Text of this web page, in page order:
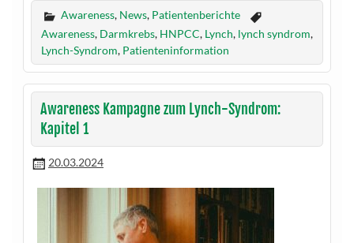
Awareness, News, Patientenberichte
Awareness, Darmkrebs, HNPCC, Lynch, lynch syndrom,
Lynch-Syndrom, Patienteninformation
Awareness Kampagne zum Lynch-Syndrom:
Kapitel 1
20.03.2024